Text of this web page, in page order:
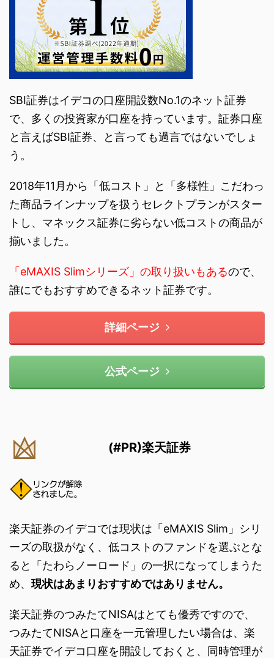
SBI証券はイデコの口座開設数No.1のネット証券
で、多くの投資家が口座を持っています。証券口座
と言えばSBI証券、と言っても過言ではないでしょ
う。
2018年11月から「低コスト」と「多様性」こだわっ
た商品ラインナップを扱うセレクトプランがスター
トし、マネックス証券に劣らない低コストの商品が
揃いました。
「eMAXIS Slimシリーズ」の取り扱いもあるので、
誰にでもおすすめできるネット証券です。
詳細ページ
公式ページ
(#PR)楽天証券
楽天証券のイデコでは現状は「eMAXIS Slim」シリ
ーズの取扱がなく、低コストのファンドを選ぶとな
ると「たわらノーロード」の一択になってしまうた
め、 現状はあまりおすすめではありません。
楽天証券のつみたてNISAはとても優秀ですので、
つみたてNISAと口座を一元管理したい場合は、楽
天証券でイデコ口座を開設しておくと、同時管理が